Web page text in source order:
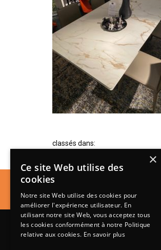
classés dans:
×
Ce site Web utilise des
cookies
Notre site Web utilise des cookies pour
améliorer l'expérience utilisateur. En
utilisant notre site Web, vous acceptez tous
les cookies conformément à notre Politique
relative aux cookies. En savoir plus